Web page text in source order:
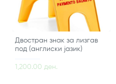
Двостран знак за лизгав
под (англиски јазик)
1,200.00 ден.